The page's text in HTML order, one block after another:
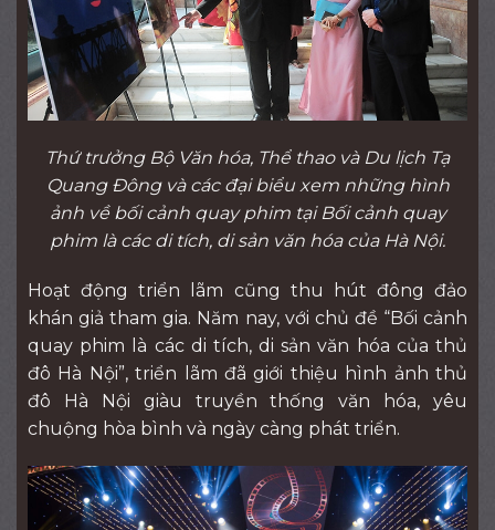
Thứ trưởng Bộ Văn hóa, Thể thao và Du lịch Tạ
Quang Đông và các đại biểu xem những hình
ảnh về bối cảnh quay phim tại Bối cảnh quay
phim là các di tích, di sản văn hóa của Hà Nội.
Hoạt động triển lãm cũng thu hút đông đảo
khán giả tham gia. Năm nay, với chủ đề “Bối cảnh
quay phim là các di tích, di sản văn hóa của thủ
đô Hà Nội”, triển lãm đã giới thiệu hình ảnh thủ
đô Hà Nội giàu truyền thống văn hóa, yêu
chuộng hòa bình và ngày càng phát triển.